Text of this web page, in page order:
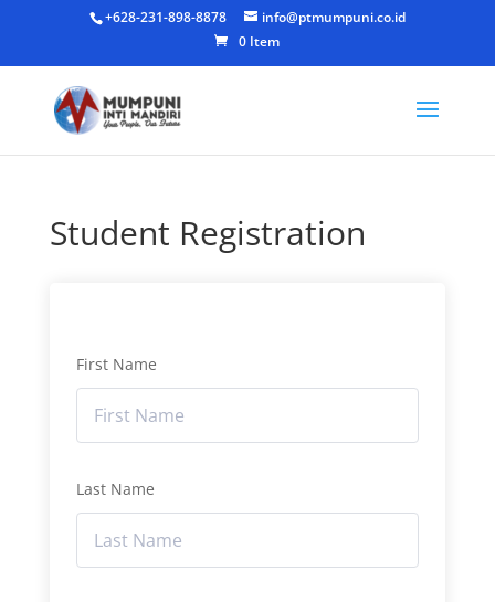
+628-231-898-8878
info@ptmumpuni.co.id
0 Item
Student Registration
First Name
Last Name